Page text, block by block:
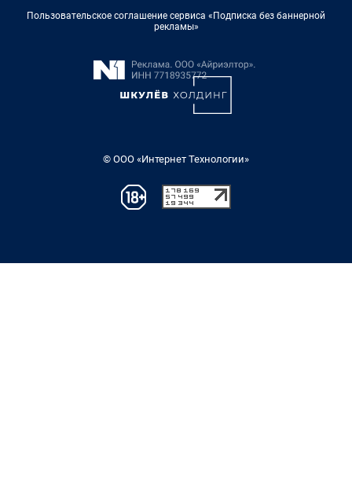
Пользовательское соглашение сервиса «Подписка без баннерной
рекламы»
© ООО «Интернет Технологии»